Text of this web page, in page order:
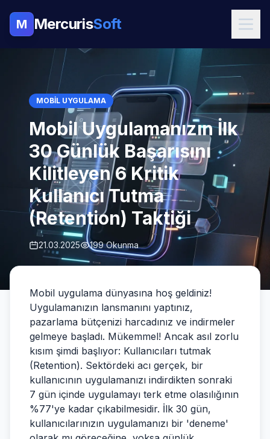
M MercurisSoft
MOBIL UYGULAMA
Mobil Uygulamanızın İlk
30 Günlük Başarısını
Kilitleyen 6 Kritik
Kullanıcı Tutma
(Retention) Taktiği
21.03.2025 199 Okunma
Mobil uygulama dünyasına hoş geldiniz!
Uygulamanızın lansmanını yaptınız,
pazarlama bütçenizi harcadınız ve indirmeler
gelmeye başladı. Mükemmel! Ancak asıl zorlu
kısım şimdi başlıyor: Kullanıcıları tutmak
(Retention). Sektördeki acı gerçek, bir
kullanıcının uygulamanızı indirdikten sonraki
7 gün içinde uygulamayı terk etme olasılığının
%77'ye kadar çıkabilmesidir. İlk 30 gün,
kullanıcılarınızın uygulamanızı bir 'deneme'